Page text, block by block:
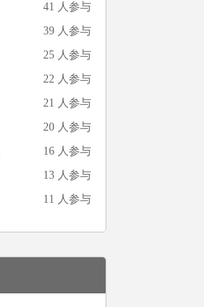
41 人参与
39 人参与
25 人参与
22 人参与
21 人参与
20 人参与
16 人参与
13 人参与
11 人参与